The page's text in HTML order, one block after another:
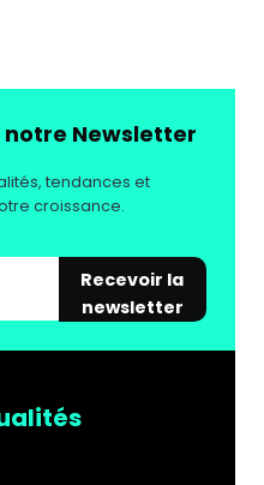
Newsletter
tendances et
croissance.
Recevoir la
newsletter